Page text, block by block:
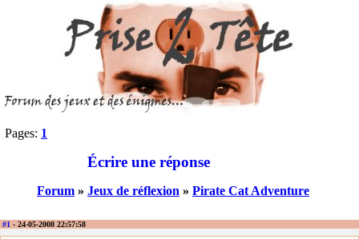
Pages: 1
Écrire une réponse
Forum » Jeux de réflexion » Pirate Cat Adventure
#1 - 24-05-2008 22:57:58